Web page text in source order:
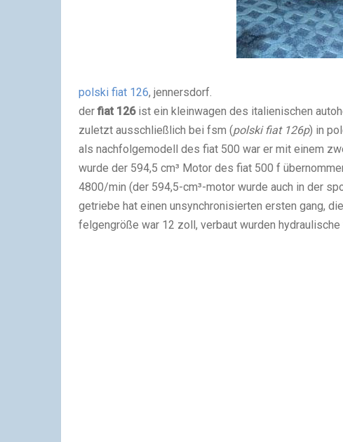
polski fiat 126, jennersdorf.
derfiat 126ist ein kleinwagen des italienischen
zuletzt ausschließlich bei fsm (polski fiat 126p) in
als nachfolgemodell des fiat 500 war er mit einem
wurde der 594,5 cm³ Motor des fiat 500 f
4800/min (der 594,5-cm³-motor wurde auch in der
getriebe hat einen unsynchronisierten ersten gang,
felgengröße war 12 zoll, verbaut wurden